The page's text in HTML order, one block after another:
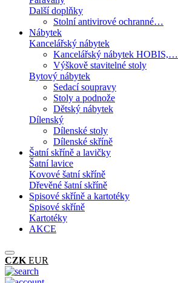
Další doplňky
Stolní antivirové ochranné…
Nábytek
Kancelářský nábytek
Kancelářský nábytek HOBIS,…
Výškově stavitelné stoly
Bytový nábytek
Sedací soupravy
Stoly a podnože
Dětský nábytek
Dílenský
Dílenské stoly
Dílenské skříně
Šatní skříně a lavičky
Šatní lavice
Kovové šatní skříně
Dřevěné šatní skříně
Spisové skříně a kartotéky
Spisové skříně
Kartotéky
AKCE
CZK EUR